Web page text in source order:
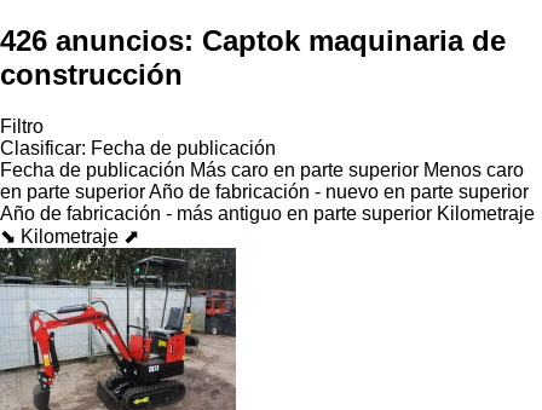
426 anuncios: Captok maquinaria de
construcción
Filtro
Clasificar: Fecha de publicación
Fecha de publicación Más caro en parte superior Menos caro
en parte superiorAño de fabricación - nuevo en parte superior
Año de fabricación - más antiguo en parte superior Kilometraje
⬊ Kilometraje ⬈